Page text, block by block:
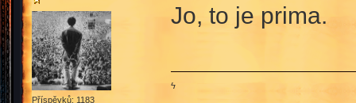
Příspěvků: 1183
Jo, to je prima.
ϟ